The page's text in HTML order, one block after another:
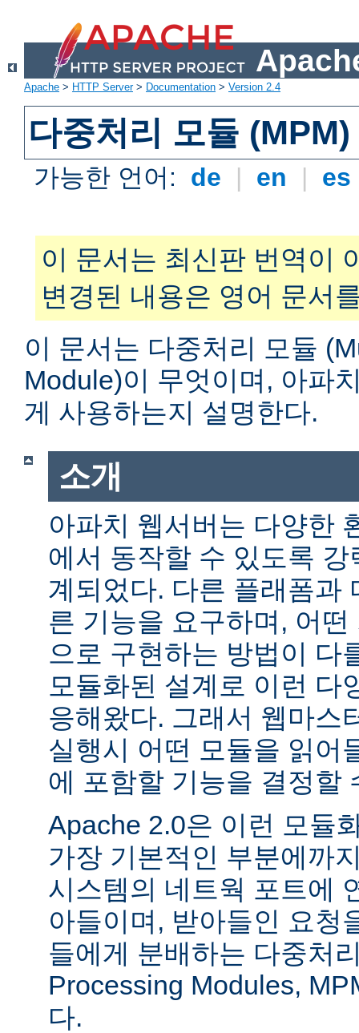
Apache > HTTP Server> Documentation > Version 2.4
다중처리 모듈 (MPM)
가능한 언어: de | en | es
이 문서는 최신판 번역이
변경된 내용은 영어 문서
이 문서는 다중처리 모듈
Module)이 무엇이며, 아파
게 사용하는지 설명한다.
소개
아파치 웹서버는 다양한
에서 동작할 수 있도록
계되었다. 다른 플래폼과
른 기능을 요구하며, 어
으로 구현하는 방법이 다
모듈화된 설계로 이런 다
응해왔다. 그래서 웹마스
실행시 어떤 모듈을 읽어
에 포함할 기능을 결정할
Apache 2.0은 이런 모듈
가장 기본적인 부분에까
시스템의 네트웍 포트에
아들이며, 받아들인 요청
들에게 분배하는 다중처
Processing Modules,
다.